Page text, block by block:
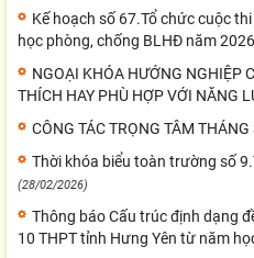
Kế hoạch số 67.Tổ chức cuộc
học phòng, chống BLHĐ năm 2026
NGOẠI KHÓA HƯỚNG NGHIỆP
THÍCH HAY PHÙ HỢP VỚI NĂNG
CÔNG TÁC TRỌNG TÂM
Thời khóa biểu toàn trường số
(28/02/2026)
Thông báo Cấu trúc định dạng
10 THPT tỉnh Hưng Yên từ năm